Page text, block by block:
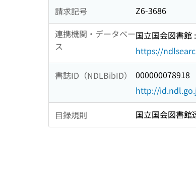
請求記号
Z6-3686
連携機関・データベー
ス
国立国会図書館
https://
書誌ID（NDLBibID）
000000078918
http://
目録規則 国立国会図書館